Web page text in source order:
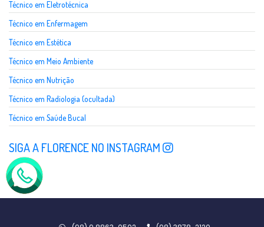
Técnico em Eletrotécnica
Técnico em Enfermagem
Técnico em Estética
Técnico em Meio Ambiente
Técnico em Nutrição
Técnico em Radiologia (ocultada)
Técnico em Saúde Bucal
SIGA A FLORENCE NO INSTAGRAM